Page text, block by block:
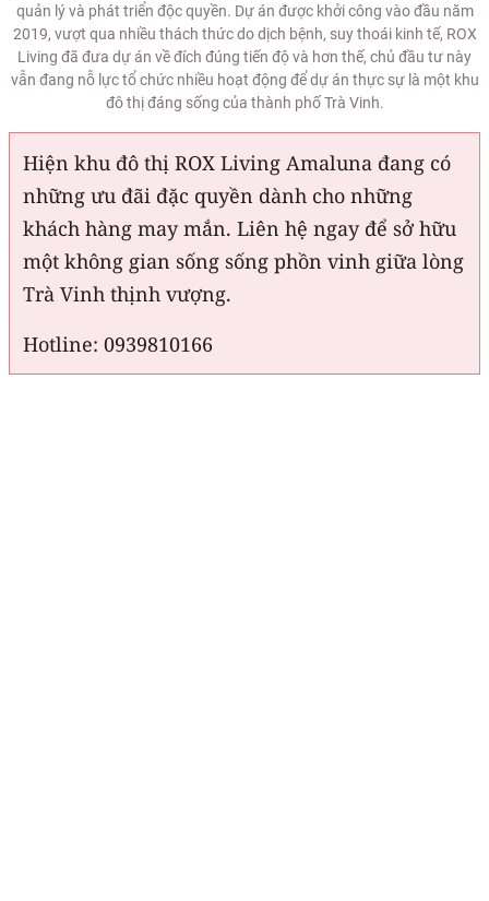
quản lý và phát triển độc quyền. Dự án được khởi công vào đầu năm
2019, vượt qua nhiều thách thức do dịch bệnh, suy thoái kinh tế, ROX
Living đã đưa dự án về đích đúng tiến độ và hơn thế, chủ đầu tư này
vẫn đang nỗ lực tổ chức nhiều hoạt động để dự án thực sự là một khu
đô thị đáng sống của thành phố Trà Vinh.
Hiện khu đô thị ROX Living Amaluna đang có
những ưu đãi đặc quyền dành cho những
khách hàng may mắn. Liên hệ ngay để sở hữu
một không gian sống sống phồn vinh giữa lòng
Trà Vinh thịnh vượng.
Hotline: 0939810166